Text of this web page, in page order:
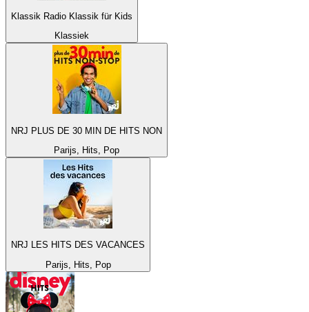
Klassik Radio Klassik für Kids
Klassiek
NRJ PLUS DE 30 MIN DE HITS NON
Parijs, Hits, Pop
NRJ LES HITS DES VACANCES
Parijs, Hits, Pop